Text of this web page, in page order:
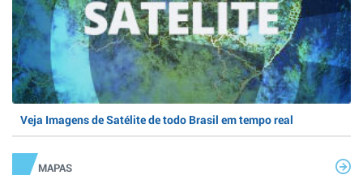
Veja Imagens de Satélite de todo Brasil em tempo real
MAPAS